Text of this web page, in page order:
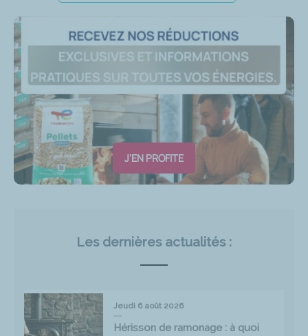
J'EN PROFITE
Les dernières actualités :
Jeudi 6 août 2026
Hérisson de ramonage : à quoi